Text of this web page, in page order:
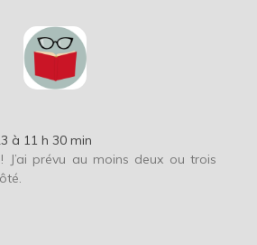
à 11 h 30 min
! J’ai prévu au moins deux ou trois